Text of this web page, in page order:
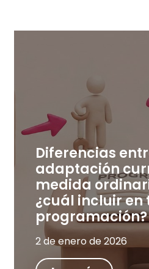
Diferencias
adaptación
medida
¿cuál incluir en
programación?
2 de enero de 2026